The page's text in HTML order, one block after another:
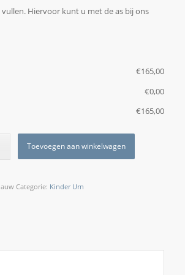
Hiervoor kunt u met de as bij ons
€‎165,00
€‎0,00
€‎165,00
Toevoegen aan winkelwagen
Categorie: Kinder Urn